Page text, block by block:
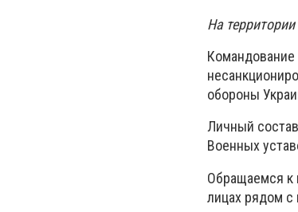
На
обороны
Личный
Военных
Обращаемся к
лицах рядом с